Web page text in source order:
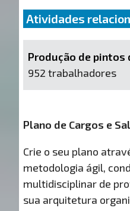
Atividades
Produção de pintos
952 trabalhadores
Plano de Cargos e
Crie o seu plano
metodologia ágil,
multidisciplinar de
sua arquitetura